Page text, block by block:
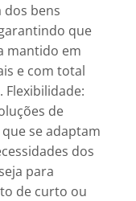
dos bens
que
mantido em
e com total
Flexibilidade:
de
se adaptam
dos
para
de curto ou